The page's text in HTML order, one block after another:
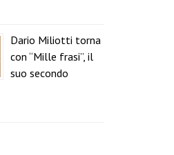
Dario Miliotti torna
con “Mille frasi”, il
suo secondo